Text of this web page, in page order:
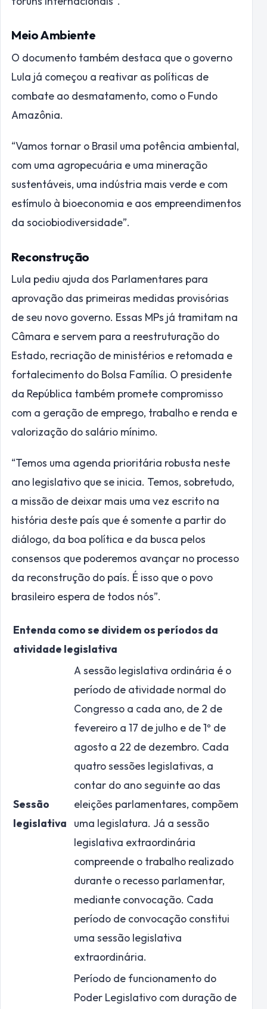
Meio Ambiente
O documento também destaca que o governo
Lula já começou a reativar as políticas de
combate ao desmatamento, como o Fundo
Amazônia.
“Vamos tornar o Brasil uma potência ambiental,
com uma agropecuária e uma mineração
sustentáveis, uma indústria mais verde e com
estímulo à bioeconomia e aos empreendimentos
da sociobiodiversidade”.
Reconstrução
Lula pediu ajuda dos Parlamentares para
aprovação das primeiras medidas provisórias
de seu novo governo. Essas MPs já tramitam na
Câmara e servem para a reestruturação do
Estado, recriação de ministérios e retomada e
fortalecimento do Bolsa Família. O presidente
da República também promete compromisso
com a geração de emprego, trabalho e renda e
valorização do salário mínimo.
“Temos uma agenda prioritária robusta neste
ano legislativo que se inicia. Temos, sobretudo,
a missão de deixar mais uma vez escrito na
história deste país que é somente a partir do
diálogo, da boa política e da busca pelos
consensos que poderemos avançar no processo
da reconstrução do país. É isso que o povo
brasileiro espera de todos nós”.
Entenda como se dividem os períodos da
atividade legislativa
Sessão
legislativa
A sessão legislativa ordinária é o
período de atividade normal do
Congresso a cada ano, de 2 de
fevereiro a 17 de julho e de 1º de
agosto a 22 de dezembro. Cada
quatro sessões legislativas, a
contar do ano seguinte ao das
eleições parlamentares, compõem
uma legislatura. Já a sessão
legislativa extraordinária
compreende o trabalho realizado
durante o recesso parlamentar,
mediante convocação. Cada
período de convocação constitui
uma sessão legislativa
extraordinária.
Período de funcionamento do
Poder Legislativo com duração de